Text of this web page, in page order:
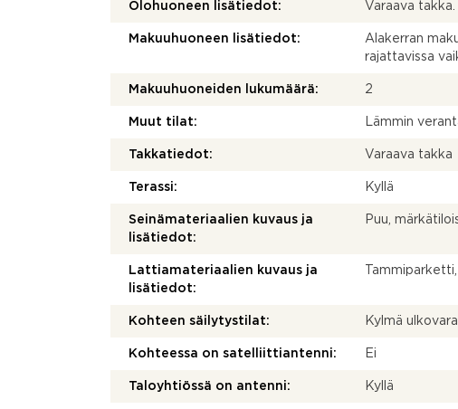
Olohuoneen lisätiedot: Varaava takka.
Makuuhuoneen lisätiedot:
Alakerran
rajattavissa
Makuuhuoneiden lukumäärä: 2
Muut tilat: Lämmin
Takkatiedot: Varaava takka
Terassi: Kyllä
Seinämateriaalien kuvaus ja
lisätiedot:
Puu,
Lattiamateriaalien kuvaus ja
lisätiedot:
Kohteen säilytystilat: Kylmä
Kohteessa on satelliittiantenni: Ei
Taloyhtiössä on antenni: Kyllä